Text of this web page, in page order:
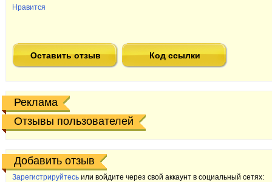
Нравится
Оставить отзыв Код ссылки
Реклама
Отзывы пользователей
Добавить отзыв
Зарегистрируйтесь или войдите через свой аккаунт в социальный сетях: